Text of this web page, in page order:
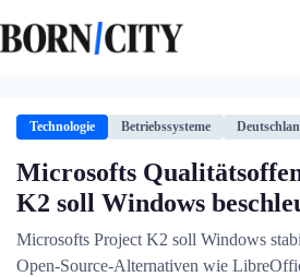
Inhalt
springen
Technologie Betriebssysteme
Microsofts
K2 soll Windows
Microsofts Project K2 soll Windows
Open-Source-Alternativen wie